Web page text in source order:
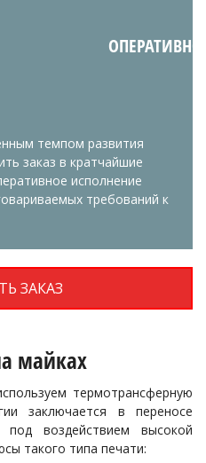
темпом развития
заказ в кратчайшие
исполнение
требований к
ЗАКАЗ
майках
термотрансферную
заключается в переносе
воздействием высокой
такого типа печати: